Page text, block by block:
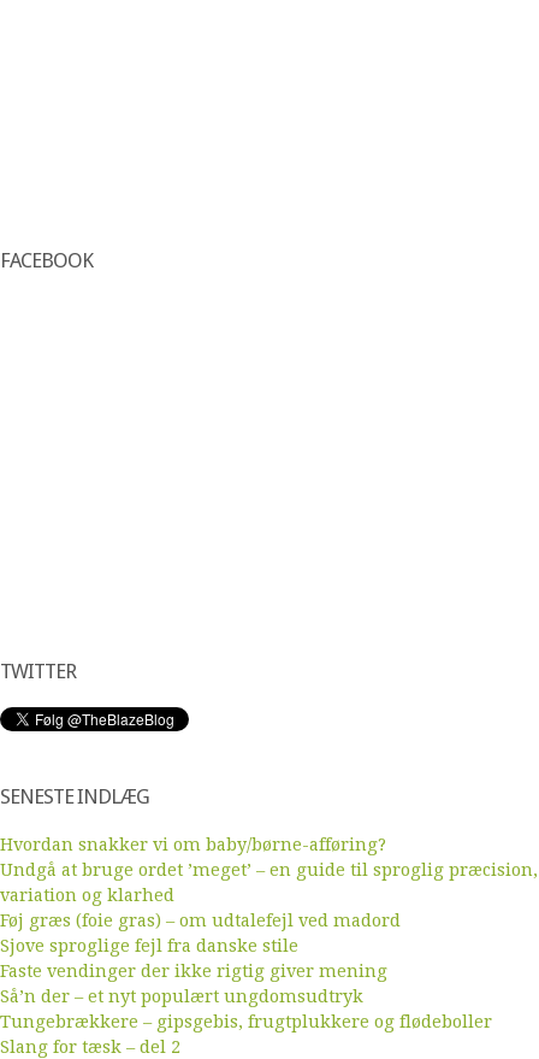
FACEBOOK
TWITTER
SENESTE INDLÆG
Hvordan snakker vi om baby/børne-afføring?
Undgå at bruge ordet ’meget’ – en guide til sproglig præcision,
variation og klarhed
Føj græs (foie gras) – om udtalefejl ved madord
Sjove sproglige fejl fra danske stile
Faste vendinger der ikke rigtig giver mening
Så’n der – et nyt populært ungdomsudtryk
Tungebrækkere – gipsgebis, frugtplukkere og flødeboller
Slang for tæsk – del 2